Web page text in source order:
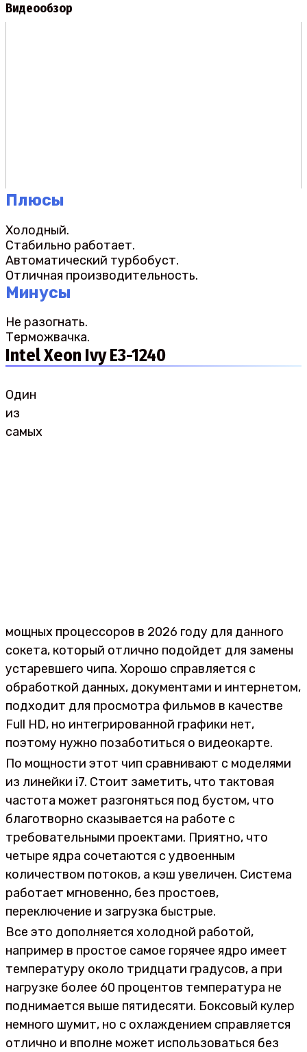
Видеообзор
Плюсы
Холодный.
Стабильно работает.
Автоматический турбобуст.
Отличная производительность.
Минусы
Не разогнать.
Терможвачка.
Intel Xeon Ivy E3-1240
Один
из
самых
мощных процессоров в 2026 году для данного
сокета, который отлично подойдет для замены
устаревшего чипа. Хорошо справляется с
обработкой данных, документами и интернетом,
подходит для просмотра фильмов в качестве
Full HD, но интегрированной графики нет,
поэтому нужно позаботиться о видеокарте.
По мощности этот чип сравнивают с моделями
из линейки i7. Стоит заметить, что тактовая
частота может разгоняться под бустом, что
благотворно сказывается на работе с
требовательными проектами. Приятно, что
четыре ядра сочетаются с удвоенным
количеством потоков, а кэш увеличен. Система
работает мгновенно, без простоев,
переключение и загрузка быстрые.
Все это дополняется холодной работой,
например в простое самое горячее ядро имеет
температуру около тридцати градусов, а при
нагрузке более 60 процентов температура не
поднимается выше пятидесяти. Боксовый кулер
немного шумит, но с охлаждением справляется
отлично и вполне может использоваться без